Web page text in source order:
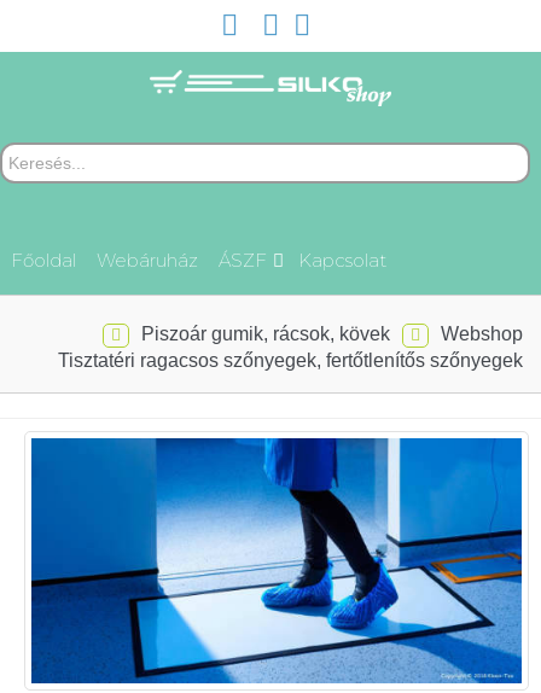
Főoldal Webáruház ÁSZF Kapcsolat
Webshop
Piszoár gumik, rácsok, kövek
Tisztatéri ragacsos szőnyegek, fertőtlenítős szőnyegek